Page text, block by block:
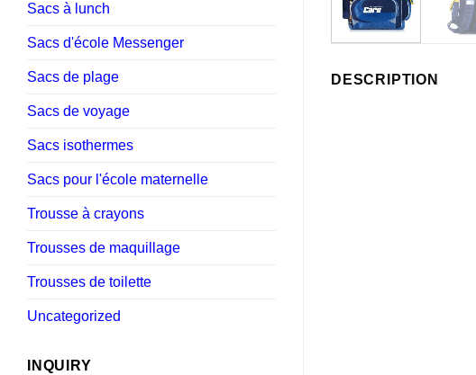
Sacs à lunch
Sacs d'école Messenger
Sacs de plage
Sacs de voyage
Sacs isothermes
Sacs pour l'école maternelle
Trousse à crayons
Trousses de maquillage
Trousses de toilette
Uncategorized
INQUIRY
DESCRIPTION